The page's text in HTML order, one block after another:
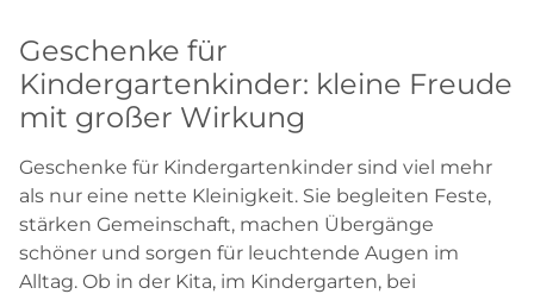
Geschenke für
Kindergartenkinder: kleine Freude
mit großer Wirkung
Geschenke für Kindergartenkinder sind viel mehr
als nur eine nette Kleinigkeit. Sie begleiten Feste,
stärken Gemeinschaft, machen Übergänge
schöner und sorgen für leuchtende Augen im
Alltag. Ob in der Kita, im Kindergarten, bei